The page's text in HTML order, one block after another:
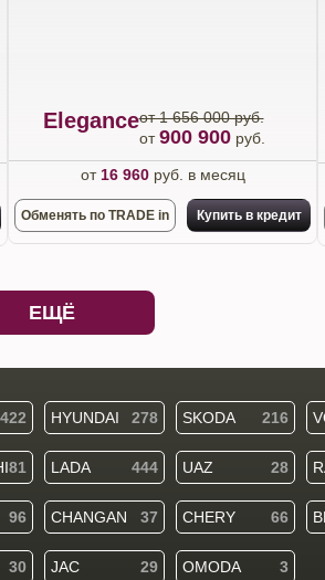
Eleganceот 1 656 000 руб.
от900 900руб.
от 16 960руб. в месяц
Обменять по TRADE in Купить в кредит
ЕЩЁ
422 HYUNDAI 278 SKODA 216
81 LADA 444 UAZ 28
96 CHANGAN 37 CHERY 66
30 JAC 29 OMODA 3